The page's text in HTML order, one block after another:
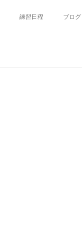
練習日程 ブログ